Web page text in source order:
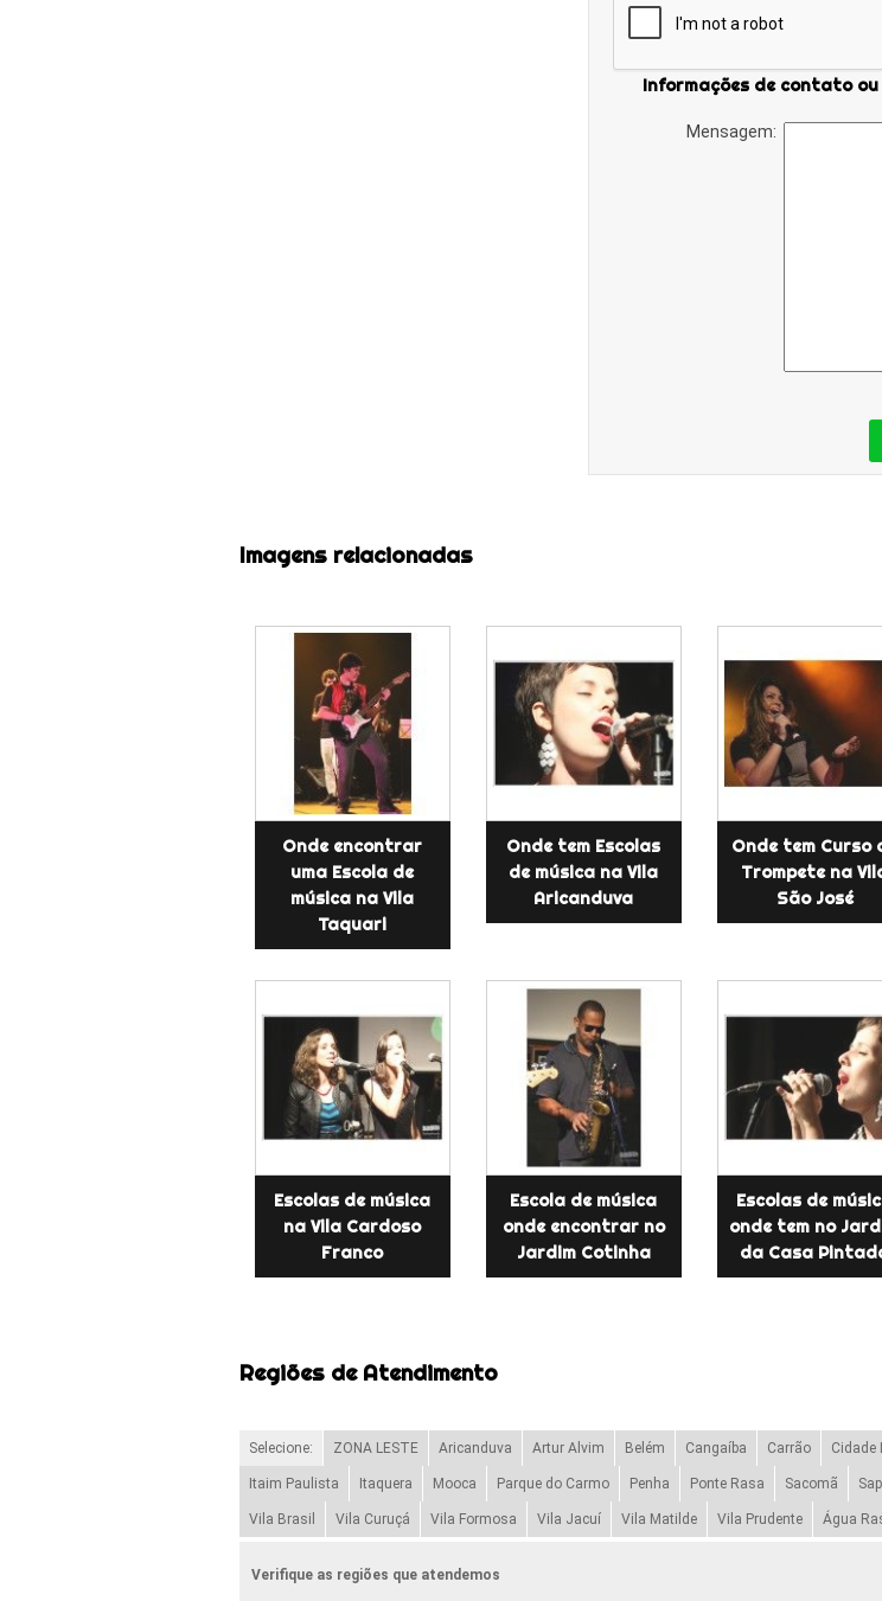
Informações de contato
Mensagem:
Imagens relacionadas
Onde encontrar
uma Escola de
música na Vila
Taquari
Onde tem Escolas
de música na Vila
Aricanduva
Onde tem Curso
Trompete na
São José
Escolas de música
na Vila Cardoso
Franco
Escola de música
onde encontrar no
Jardim Cotinha
Escolas de
onde tem no
da Casa
Regiões de Atendimento
Selecione: ZONA LESTE Aricanduva Artur Alvim Belém Cangaíba Carrão Cidade
Itaim Paulista Itaquera Mooca Parque do Carmo Penha Ponte Rasa Sacomã
Vila Brasil Vila Curuçá Vila Formosa Vila Jacuí Vila Matilde Vila Prudente Água
Verifique as regiões que atendemos